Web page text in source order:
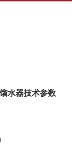
水器技术参数